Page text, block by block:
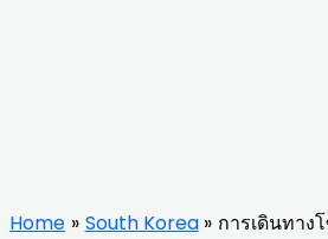
Home South Korea การเดินทาง